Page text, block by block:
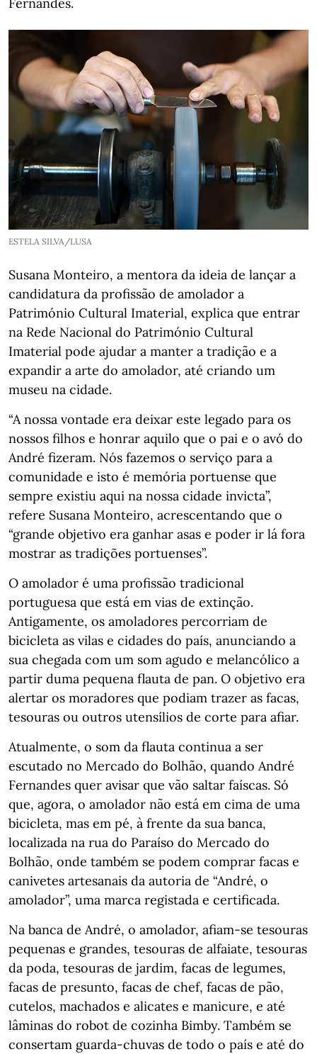
ESTELA SILVA/LUSA
Susana Monteiro, a mentora da ideia de lançar a
candidatura da profissão de amolador a
Património Cultural Imaterial, explica que entrar
na Rede Nacional do Património Cultural
Imaterial pode ajudar a manter a tradição e a
expandir a arte do amolador, até criando um
museu na cidade.
“A nossa vontade era deixar este legado para os
nossos filhos e honrar aquilo que o pai e o avó do
André fizeram. Nós fazemos o serviço para a
comunidade e isto é memória portuense que
sempre existiu aqui na nossa cidade invicta”,
refere Susana Monteiro, acrescentando que o
“grande objetivo era ganhar asas e poder ir lá fora
mostrar as tradições portuenses”.
O amolador é uma profissão tradicional
portuguesa que está em vias de extinção.
Antigamente, os amoladores percorriam de
bicicleta as vilas e cidades do país, anunciando a
sua chegada com um som agudo e melancólico a
partir duma pequena flauta de pan. O objetivo era
alertar os moradores que podiam trazer as facas,
tesouras ou outros utensílios de corte para afiar.
Atualmente, o som da flauta continua a ser
escutado no Mercado do Bolhão, quando André
Fernandes quer avisar que vão saltar faíscas. Só
que, agora, o amolador não está em cima de uma
bicicleta, mas em pé, à frente da sua banca,
localizada na rua do Paraíso do Mercado do
Bolhão, onde também se podem comprar facas e
canivetes artesanais da autoria de “André, o
amolador”, uma marca registada e certificada.
Na banca de André, o amolador, afiam-se tesouras
pequenas e grandes, tesouras de alfaiate, tesouras
da poda, tesouras de jardim, facas de legumes,
facas de presunto, facas de chef, facas de pão,
cutelos, machados e alicates e manicure, e até
lâminas do robot de cozinha Bimby. Também se
consertam guarda-chuvas de todo o país e até do